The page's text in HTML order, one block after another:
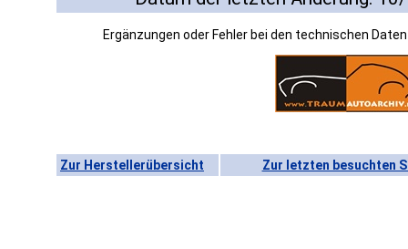
Ergänzungen oder Fehler bei den technischen
Zur Herstellerübersicht Zur letzten besuchten